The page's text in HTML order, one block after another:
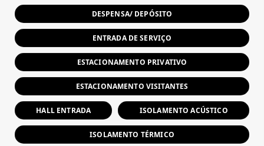
DESPENSA/ DEPÓSITO
ENTRADA DE SERVIÇO
ESTACIONAMENTO PRIVATIVO
ESTACIONAMENTO VISITANTES
HALL ENTRADA ISOLAMENTO ACÚSTICO
ISOLAMENTO TÉRMICO